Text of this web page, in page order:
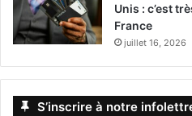
Unis : c’est
France
juillet 16, 2026
S’inscrire à notre